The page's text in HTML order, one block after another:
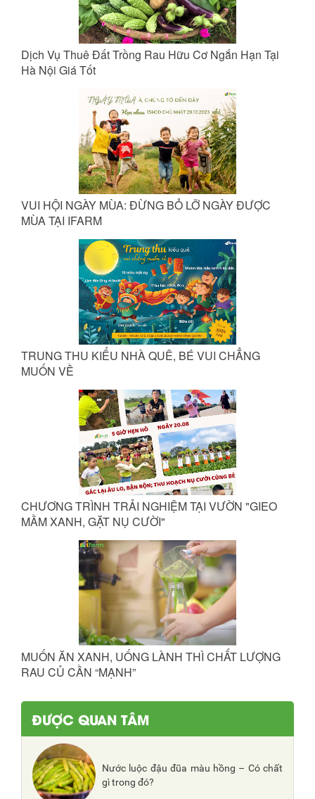
Dịch Vụ Thuê Đất Trồng Rau Hữu Cơ Ngắn Hạn Tại
Hà Nội Giá Tốt
VUI HỘI NGÀY MÙA: ĐỪNG BỎ LỠ NGÀY ĐƯỢC
MÙA TẠI IFARM
TRUNG THU KIỂU NHÀ QUÊ, BÉ VUI CHẲNG
MUỐN VỀ
CHƯƠNG TRÌNH TRẢI NGHIỆM TẠI VƯỜN "GIEO
MẦM XANH, GẶT NỤ CƯỜI"
MUỐN ĂN XANH, UỐNG LÀNH THÌ CHẤT LƯỢNG
RAU CỦ CẦN “MẠNH”
ĐƯỢC QUAN TÂM
Nước luộc đậu đũa màu hồng – Có chất
gì trong đó?